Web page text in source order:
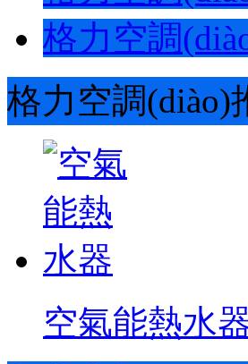
格力空調
格力空調(diào)
空氣能熱水